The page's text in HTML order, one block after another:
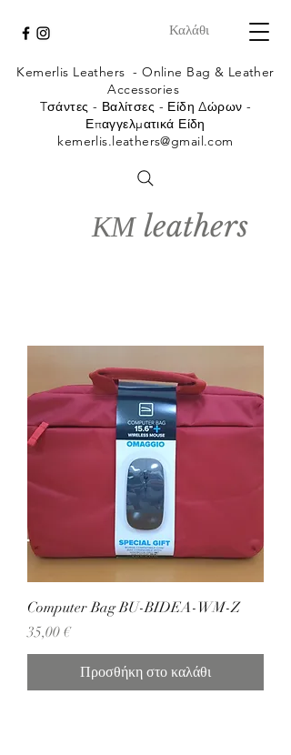
Καλάθι
ΚΜ leathers
Kemerlis Leathers -Online Bag & Leather
Accessories
Tσάντες - Βαλίτσες - Είδη Δώρων -
Επαγγελματικά Είδη
kemerlis.leathers@gmail.com
Computer Bag BU-BIDEA-WM-Z
Τιμή
35,00 €
Προσθήκη στο καλάθι